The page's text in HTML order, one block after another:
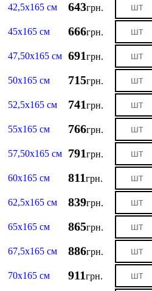
42,5х165 см 643грн.
45х165 см 666грн.
47,50х165 см 691грн.
50х165 см 715грн.
52,5х165 см 741грн.
55х165 см 766грн.
57,50х165 см 791грн.
60х165 см 811грн.
62,5х165 см 839грн.
65х165 см 865грн.
67,5х165 см 886грн.
70х165 см 911грн.